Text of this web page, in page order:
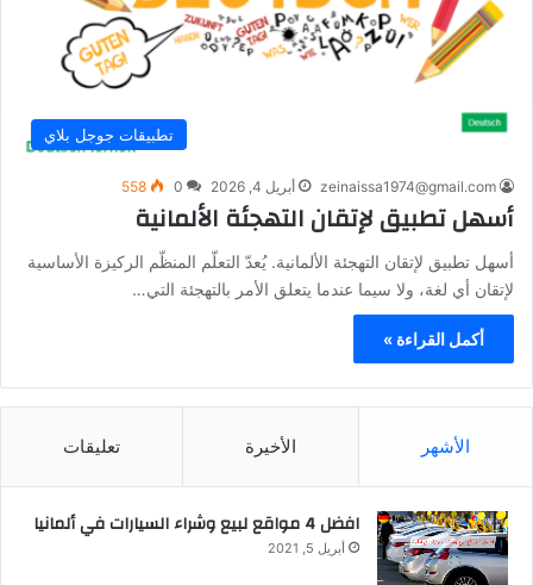
تطبيقات جوجل بلاي
zeinaissa1974@gmail.com أبريل 4, 2026 0
558
أسهل تطبيق لإتقان التهجئة الألمانية
أسهل تطبيق لإتقان التهجئة الألمانية. يُعدّ التعلّم المنظّم الركيزة الأساسية
لإتقان أي لغة، ولا سيما عندما يتعلق الأمر بالتهجئة التي…
أكمل القراءة »
الأشهر الأخيرة تعليقات
افضل 4 مواقع لبيع وشراء السيارات في ألمانيا
أبريل 5, 2021